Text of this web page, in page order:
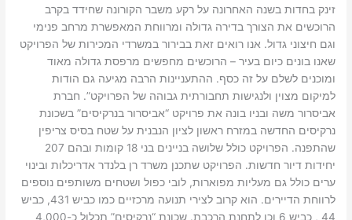
זינק בחדות בשנה האחרונה על רקע משבר הקורונה שחידד בקרב
הרוכשים את הצורך בדירה גדולה ומרווחת המאפשרת מרחב פנימי
וגם חיצוני גדול. אנו רואים זאת בבירור במשרדי המכירות של הפרויקט
שאנו בונים כיום בעיר – הרוכשים מחפשים מרפסת גדולה מאוד
ומוכנים לשלם על זה כסף. ההתעניינות הרבה מגיעה גם הודות
למיקום מצוין ולנגישות תחבורתית גבוהה של הפרויקט”. חברת
אביסרור משה ובניו בונה את פרויקט “אביסרור בנרקיסים” בשכונת
נרקיסים החדשה במזרח ראשון לציון הנבנית על שטח בסיס צריפין
שהתפנה. הפרויקט כולל שלושה בניינים בני 18 קומות ובהם 207
יחידות דיור חדשות. הפרויקט שתכנן משרד רן בלנדר אדריכלות ובינוי
ערים כולל גם מעליות מפוארות, לובי כפול ושטחים משותפים נוספים
לרווחת הדיירים. הוא קרוב לצירי תנועה מרכזיים כמו כביש 431, כביש
44 , כביש 6 וכן לתחנת הרכבת. שכונת “נרקיסים” תכלול כ-4,000